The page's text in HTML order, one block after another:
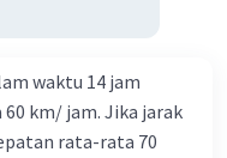
waktu 14 jam
km/ jam. Jika jarak
rata-rata 70